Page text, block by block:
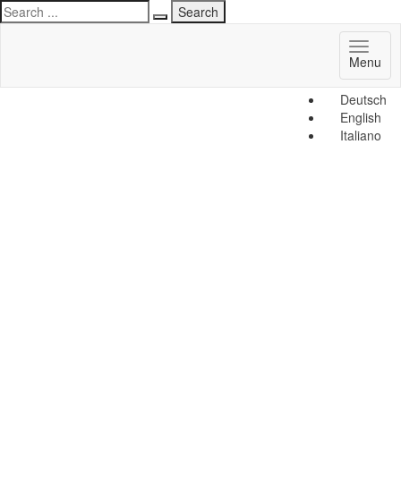
Deutsch
English
Italiano
Menu